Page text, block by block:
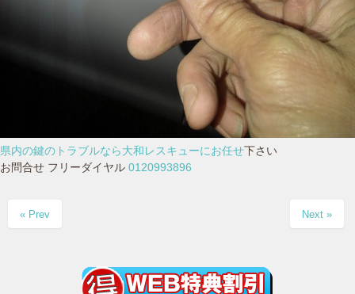
県内の鍵のトラブルなら大和レスキューにお任せ下さい
お問合せ フリーダイヤル 0120993896
« Prev Next »